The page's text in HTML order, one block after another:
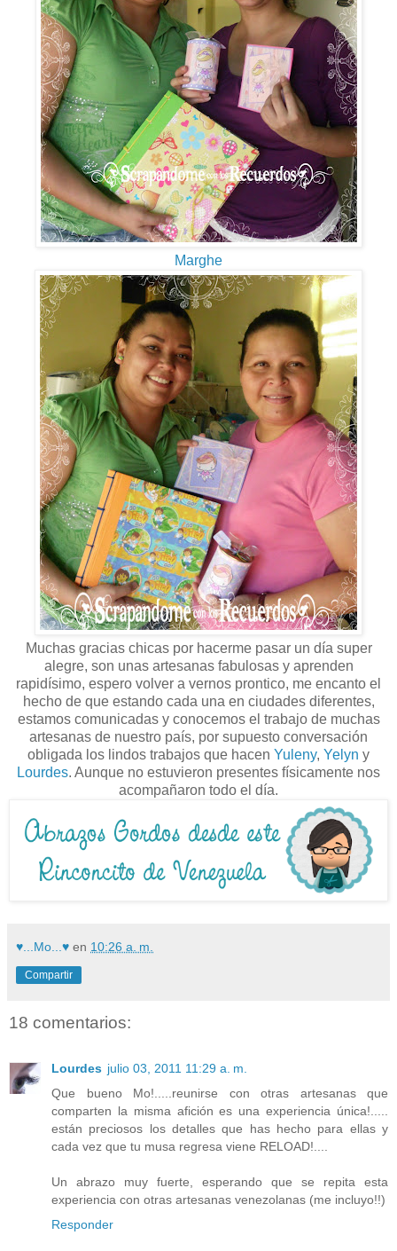
Marghe
Muchas gracias chicas por hacerme pasar un día super
alegre, son unas artesanas fabulosas y aprenden
rapidísimo, espero volver a vernos prontico, me encanto el
hecho de que estando cada una en ciudades diferentes,
estamos comunicadas y conocemos el trabajo de muchas
artesanas de nuestro país, por supuesto conversación
obligada los lindos trabajos que hacen Yuleny, Yelyn y
Lourdes. Aunque no estuvieron presentes físicamente nos
acompañaron todo el día.
♥...Mo...♥ en 10:26 a. m.
Compartir
18 comentarios:
Lourdes julio 03, 2011 11:29 a. m.
Que bueno Mo!.....reunirse con otras artesanas que
comparten la misma afición es una experiencia única!.....
están preciosos los detalles que has hecho para ellas y
cada vez que tu musa regresa viene RELOAD!....
Un abrazo muy fuerte, esperando que se repita esta
experiencia con otras artesanas venezolanas (me incluyo!!)
Responder